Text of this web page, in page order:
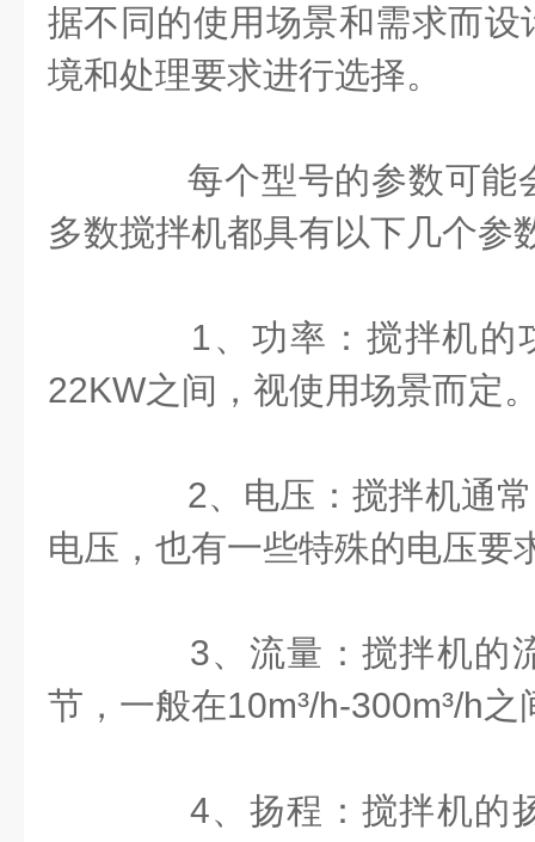
据不同的使用场景和需求而
境和处理要求进行选择。
每个型号的参数可能
多数搅拌机都具有以下几个参
1、功率：搅拌机的
22KW之间，视使用场景而定
2、电压：搅拌机通常
电压，也有一些特殊的电压要
3、流量：搅拌机的
节，一般在10m³/h-300m³/h之
4、扬程：搅拌机的